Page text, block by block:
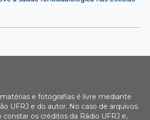
e fotografias é livre mediante
UFRJ e do autor. No caso de arquivos
constar os créditos da Rádio UFRJ e,